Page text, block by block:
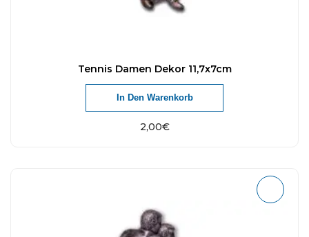
Tennis Damen Dekor 11,7x7cm
2,00€
In Den Warenkorb